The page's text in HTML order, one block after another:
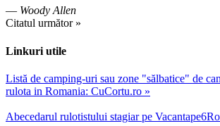
— Woody Allen
Citatul următor »
Linkuri utile
Listă de camping-uri sau zone "sălbatice" de
rulota in Romania: CuCortu.ro »
Abecedarul rulotistului stagiar pe